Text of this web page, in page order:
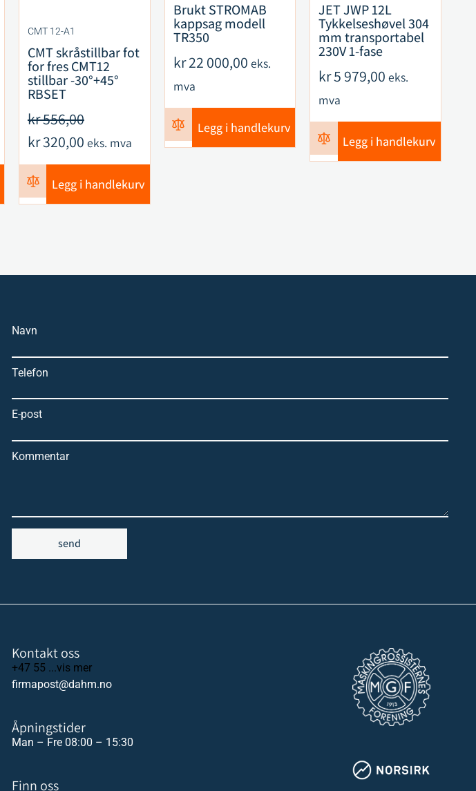
CMT 12-A1
CMT skråstillbar fot
for fres CMT12
stillbar -30°+45°
RBSET
kr556,00
kr320,00 eks. mva
Legg i handlekurv
Brukt STROMAB
kappsag modell
TR350
kr22 000,00 eks.
mva
Legg i handlekurv
JET JWP 12L
Tykkelseshøvel 304
mm transportabel
230V 1-fase
kr5 979,00 eks.
mva
Legg i handlekurv
Navn
Telefon
E-post
Kommentar
send
Kontakt oss
+47 55 ...vis mer
firmapost@dahm.no
Åpningstider
Man – Fre 08:00 – 15:30
Finn oss